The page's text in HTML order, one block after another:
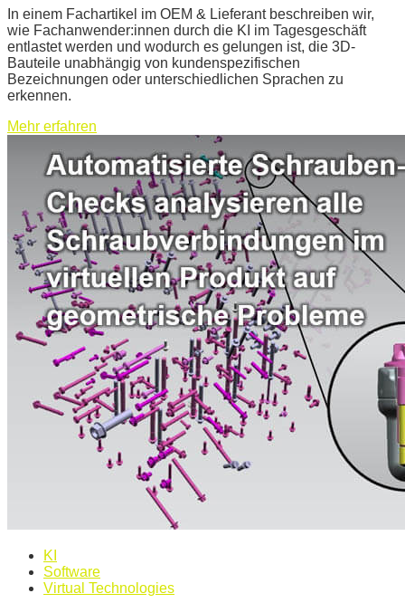
In einem Fachartikel im OEM & Lieferant beschreiben wir,
wie Fachanwender:innen durch die KI im Tagesgeschäft
entlastet werden und wodurch es gelungen ist, die 3D-
Bauteile unabhängig von kundenspezifischen
Bezeichnungen oder unterschiedlichen Sprachen zu
erkennen.
Mehr erfahren
KI
Software
Virtual Technologies